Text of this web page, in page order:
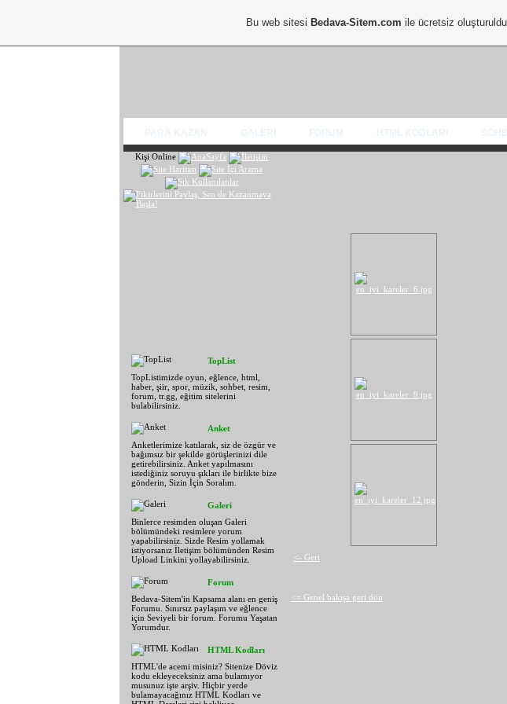
Kişi Online
TopList
TopListimizde oyun, eğlence, html,
haber, şiir, spor, müzik, sohbet, resim,
forum, tr.gg, eğitim sitelerini
bulabilirsiniz.
Anket
Anketlerimize katılarak, siz de özgür ve
bağımsız bir şekilde görüşlerinizi dile
getirebilirsiniz. Anket yapılmasını
istediğiniz soruyu şıkları ile birlikte bize
gönderin, Sizin İçin Soralım.
Galeri
Binlerce resimden oluşan Galeri
bölümündeki resimlere yorum
yapabilirsiniz. Sizde Resim yollamak
istiyorsanız İletişim bölümünden Resim
Upload Linkini yollayabilirsiniz.
Forum
Bedava-Sitem'in Kapsama alanı en geniş
Forumu. Sınırsız paylaşım ve eğlence
için Seviyeli bir forum. Forumu Yaşatan
Yorumdur.
HTML Kodları
HTML'de acemi misiniz? Sitenize Döviz
kodu ekleyeceksiniz ama bulamıyor
musunuz işte arşiv. Hiçbir yerde
bulamayacağınız HTML Kodları ve
<- Geri
<= Genel bakışa geri dön
Bu web sitesi Bedava-Sitem.com ile ücretsiz